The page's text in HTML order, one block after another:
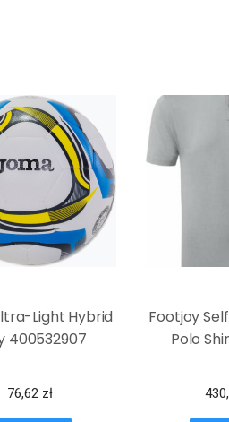
Light Hybrid
400532907
76,62 zł
Footjoy
Polo